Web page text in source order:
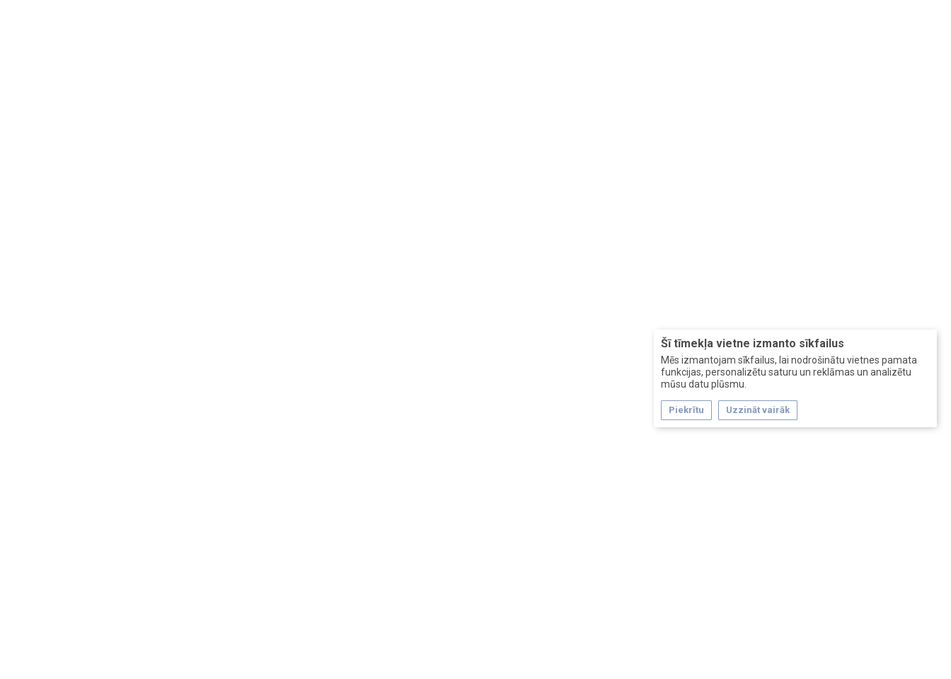
Šī tīmekļa vietne izmanto sīkfailus
Mēs izmantojam sīkfailus, lai nodrošinātu vietnes pamata
funkcijas, personalizētu saturu un reklāmas un analizētu
mūsu datu plūsmu.
Piekrītu Uzzināt vairāk